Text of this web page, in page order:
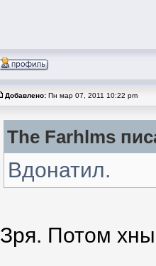
Добавлено: Пн мар 07, 2011 10:22 pm
The Farhlms
Вдонатил.
Зря. Потом